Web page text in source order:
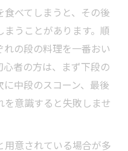
べてしまうと、その後
うことがあります。順
の段の料理を一番おい
者の方は、まず下段の
中段のスコーン、最後
意識すると失敗しませ
用意されている場合が多